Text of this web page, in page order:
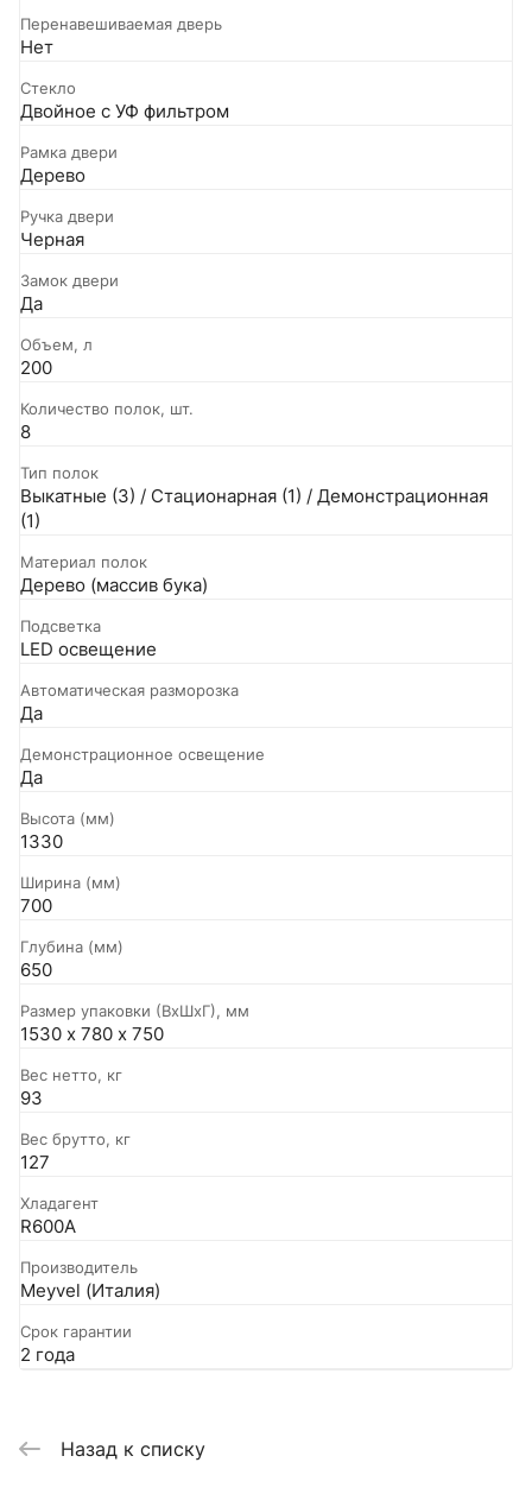
Перенавешиваемая дверь
Нет
Стекло
Двойное с УФ фильтром
Рамка двери
Дерево
Ручка двери
Черная
Замок двери
Да
Объем, л
200
Количество полок, шт.
8
Тип полок
Выкатные (3) / Стационарная (1) / Демонстрационная
(1)
Материал полок
Дерево (массив бука)
Подсветка
LED освещение
Автоматическая разморозка
Да
Демонстрационное освещение
Да
Высота (мм)
1330
Ширина (мм)
700
Глубина (мм)
650
Размер упаковки (ВxШxГ), мм
1530 х 780 х 750
Вес нетто, кг
93
Вес брутто, кг
127
Хладагент
R600A
Производитель
Meyvel (Италия)
Срок гарантии
2 года
Назад к списку